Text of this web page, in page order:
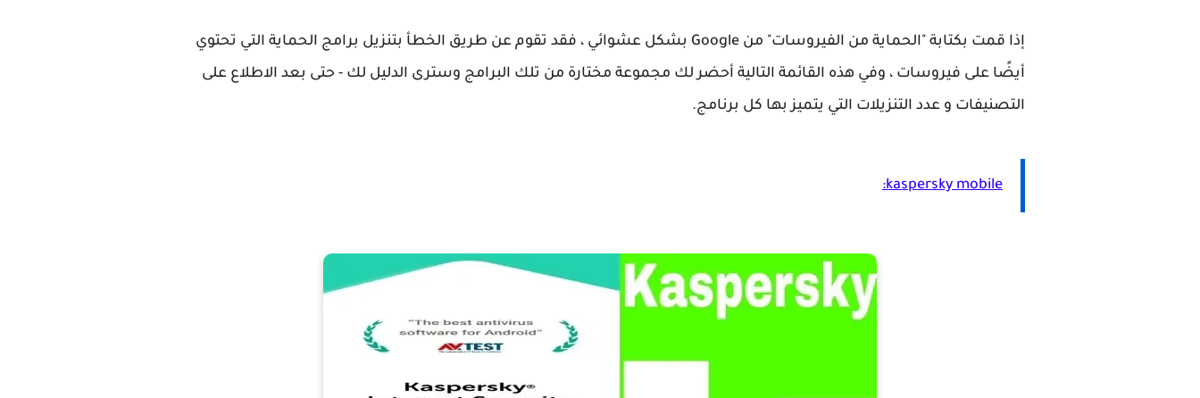
إذا قمت بكتابة "الحماية من الفيروسات" من Google بشكل عشوائي ، فقد تقوم عن طريق الخطأ بتنزيل برامج الحماية التي تحتوي
أيضًا على فيروسات ، وفي هذه القائمة التالية أحضر لك مجموعة مختارة من تلك البرامج وسترى الدليل لك - حتى بعد الاطلاع على
التصنيفات و عدد التنزيلات التي يتميز بها كل برنامج.
kaspersky mobile: